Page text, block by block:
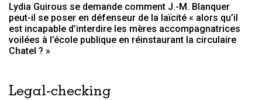
Lydia Guirous se demande comment J.-M. Blanquer
peut-il se poser en défenseur de la laïcité « alors qu’il
est incapable d’interdire les mères accompagnatrices
voilées à l’école publique en réinstaurant la circulaire
Chatel ? »
Legal-checking